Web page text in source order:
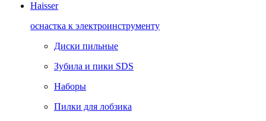
Haisser
оснастка к электроинструменту
Диски пильные
Зубила и пики SDS
Наборы
Пилки для лобзика